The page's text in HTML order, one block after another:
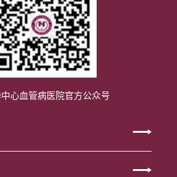
心血管病医院官方公众号